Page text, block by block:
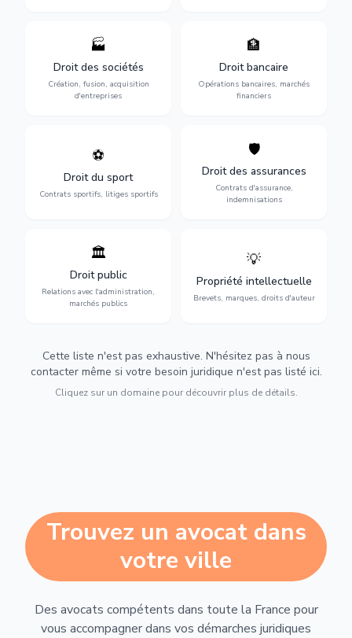
🏭
Droit des sociétés
Création, fusion, acquisition
d'entreprises
Structuration de votre
société : création, fusion-
acquisition, gouvernance et
restructuration.
🏦
Droit bancaire
Opérations bancaires, marchés
financiers
Gestion de vos opérations
financières : contentieux
bancaire, investissements et
régulation.
⚽
Droit du sport
Contrats sportifs, litiges sportifs
Expertise en droit sportif :
transferts, sponsoring et
contentieux.
🛡️
Droit des assurances
Contrats d'assurance,
indemnisations
Défense de vos intérêts :
contrats d'assurance,
sinistres et indemnisations
optimales.
🏛️
Droit public
Relations avec l'administration,
marchés publics
Gestion de vos relations
avec l'administration :
marchés publics,
urbanisme et contentieux.
💡
Propriété intellectuelle
Brevets, marques, droits d'auteur
Protection de vos créations
d'auteur et lutte contre la
contrefaçon.
Cette liste n'est pas exhaustive. N'hésitez pas à nous
contacter même si votre besoin juridique n'est pas listé ici.
Cliquez sur un domaine pour découvrir plus de détails.
Trouvez un avocat dans
votre ville
Des avocats compétents dans toute la France pour
vous accompagner dans vos démarches juridiques